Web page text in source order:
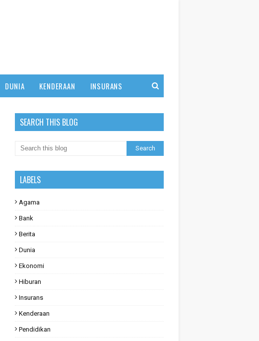
DUNIA KENDERAAN INSURANS
SEARCH THIS BLOG
LABELS
Agama
Bank
Berita
Dunia
Ekonomi
Hiburan
Insurans
Kenderaan
Pendidikan